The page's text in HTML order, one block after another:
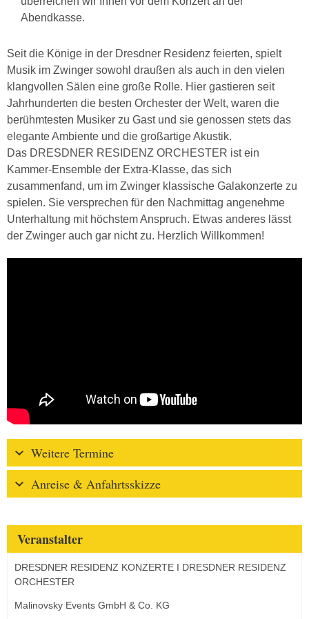
Abendkasse.
Seit die Könige in der Dresdner Residenz feierten, spielt
Musik im Zwinger sowohl draußen als auch in den vielen
klangvollen Sälen eine große Rolle. Hier gastieren seit
Jahrhunderten die besten Orchester der Welt, waren die
berühmtesten Musiker zu Gast und sie genossen stets das
elegante Ambiente und die großartige Akustik.
Das DRESDNER RESIDENZ ORCHESTER ist ein
Kammer-Ensemble der Extra-Klasse, das sich
zusammenfand, um im Zwinger klassische Galakonzerte zu
spielen. Sie versprechen für den Nachmittag angenehme
Unterhaltung mit höchstem Anspruch. Etwas anderes lässt
der Zwinger auch gar nicht zu. Herzlich Willkommen!
Weitere Termine
Anreise & Anfahrtsskizze
Veranstalter
DRESDNER RESIDENZ KONZERTE I DRESDNER RESIDENZ
ORCHESTER
Malinovsky Events GmbH & Co. KG